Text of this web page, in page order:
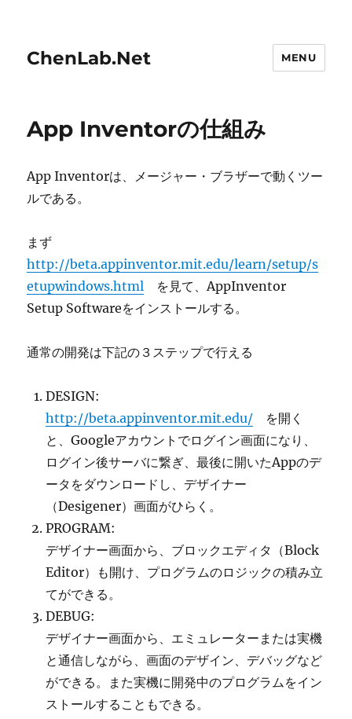
ChenLab.Net MENU
App Inventorの仕組み
App Inventorは、メージャー・ブラザーで動くツー
ルである。
まず
http://beta.appinventor.mit.edu/learn/setup/s
etupwindows.html を見て、AppInventor
Setup Softwareをインストールする。
通常の開発は下記の３ステップで行える
DESIGN:
http://beta.appinventor.mit.edu/ を開く
と、Googleアカウントでログイン画面になり、
ログイン後サーバに繋ぎ、最後に開いたAppのデ
ータをダウンロードし、デザイナー
（Desigener）画面がひらく。
PROGRAM:
デザイナー画面から、ブロックエディタ（Block
Editor）も開け、プログラムのロジックの積み立
てができる。
DEBUG:
デザイナー画面から、エミュレーターまたは実機
と通信しながら、画面のデザイン、デバッグなど
ができる。また実機に開発中のプログラムをイン
ストールすることもできる。